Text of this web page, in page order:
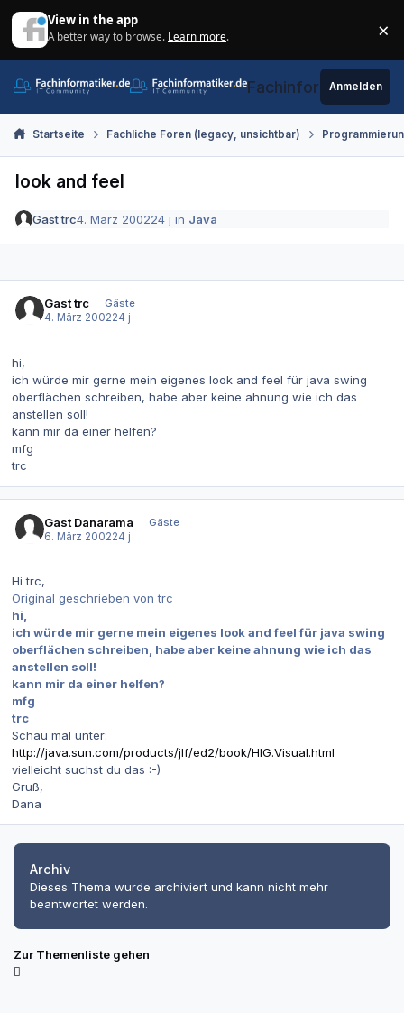
View in the app
A better way to browse. Learn more. ×
Fachinformatiker.de
Anmelden
Startseite Fachliche Foren (legacy, unsichtbar)
look and feel
Gast trc4. März 200224 j in Java
Gast trc
Gäste
4. März 200224 j
hi,
ich würde mir gerne mein eigenes look and feel für java swing
oberflächen schreiben, habe aber keine ahnung wie ich das
anstellen soll!
kann mir da einer helfen?
mfg
trc
Gast Danarama
Gäste
6. März 200224 j
Hi trc,
Original geschrieben von trc
hi,
ich würde mir gerne mein eigenes look and feel für java swing
oberflächen schreiben, habe aber keine ahnung wie ich das
anstellen soll!
kann mir da einer helfen?
mfg
trc
Schau mal unter:
http://java.sun.com/products/jlf/ed2/book/HIG.Visual.html
vielleicht suchst du das :-)
Gruß,
Dana
Archiv
Dieses Thema wurde archiviert und kann nicht mehr
beantwortet werden.
Zur Themenliste gehen